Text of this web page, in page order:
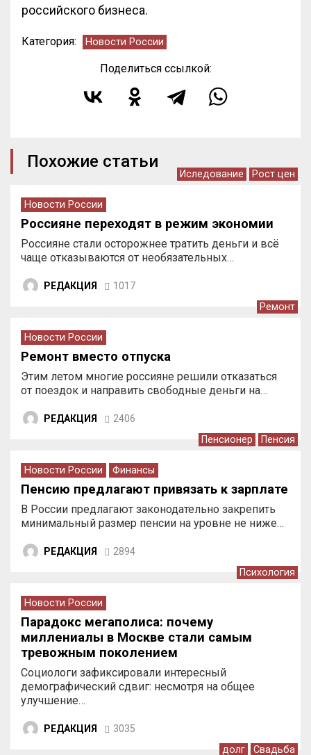
российского бизнеса.
Категория: Новости России
Поделиться ссылкой:
Похожие статьи
Иследование Рост цен
Новости России
Россияне переходят в режим экономии
Россияне стали осторожнее тратить деньги и всё
чаще отказываются от необязательных…
РЕДАКЦИЯ 1017
Ремонт
Новости России
Ремонт вместо отпуска
Этим летом многие россияне решили отказаться
от поездок и направить свободные деньги на…
РЕДАКЦИЯ 2406
Пенсионер Пенсия
Новости России Финансы
Пенсию предлагают привязать к зарплате
В России предлагают законодательно закрепить
минимальный размер пенсии на уровне не ниже…
РЕДАКЦИЯ 2894
Психология
Новости России
Парадокс мегаполиса: почему
миллениалы в Москве стали самым
тревожным поколением
Социологи зафиксировали интересный
демографический сдвиг: несмотря на общее
улучшение…
РЕДАКЦИЯ 3035
долг Свадьба